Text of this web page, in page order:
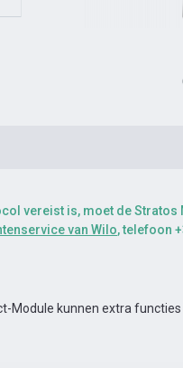
vereist is, moet de Stratos
van Wilo, telefoon
Module kunnen extra